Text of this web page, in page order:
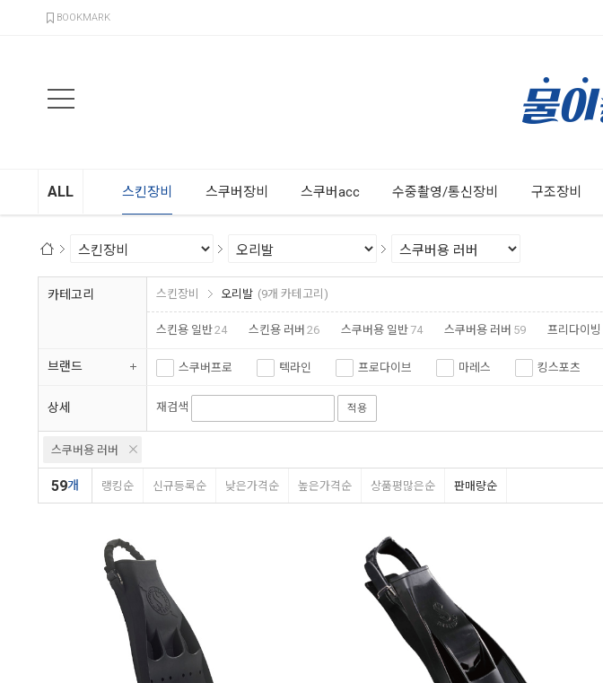
BOOKMARK
ALL 스킨장비 스쿠버장비 스쿠버acc 수중촬영/통신장비 구조장비
카테고리 스킨장비 오리발 (9개 카테고리)
스킨용 일반24 스킨용 러버 26 스쿠버용 일반 74 스쿠버용 러버 59 프리다이빙
브랜드 스쿠버프로 텍라인 프로다이브 마레스 킹스포츠
엑스딥 지글 아르곤
상세 재검색 적용
스쿠버용 러버
59개 랭킹순 신규등록순 낮은가격순 높은가격순 상품평많은순 판매량순